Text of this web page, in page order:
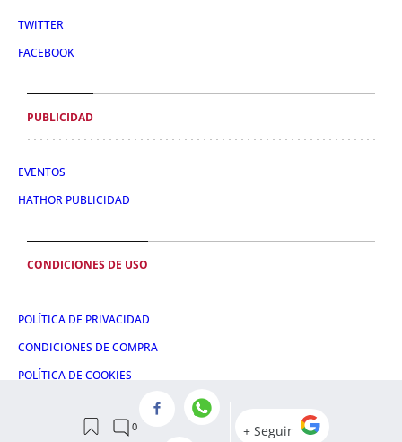
TWITTER
FACEBOOK
PUBLICIDAD
EVENTOS
HATHOR PUBLICIDAD
CONDICIONES DE USO
POLÍTICA DE PRIVACIDAD
CONDICIONES DE COMPRA
POLÍTICA DE COOKIES